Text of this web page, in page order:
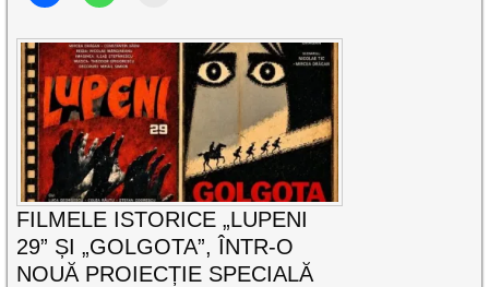
FILMELE ISTORICE „LUPENI
29” ȘI „GOLGOTA”, ÎNTR-O
NOUĂ PROIECȚIE SPECIALĂ